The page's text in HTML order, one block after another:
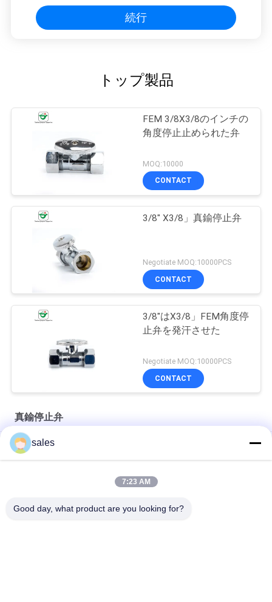
続行
トップ製品
FEM 3/8X3/8のインチの
角度停止止められた弁
MOQ:10000
CONTACT
3/8" X3/8」真鍮停止弁
Negotiate MOQ:10000PCS
CONTACT
3/8"はX3/8」FEM角度停
止弁を発汗させた
Negotiate MOQ:10000PCS
CONTACT
真鍮停止弁
細菌学の中立5/8" ODx1/4 " ODx1/4」OD真鍮の二重停止弁
sales
7:23 AM
Good day, what product are you looking for?